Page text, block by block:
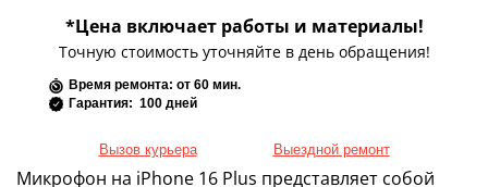
*Цена включает работы и материалы!
Точную стоимость уточняйте в день обращения!
Время ремонта: от 60 мин.
Гарантия: 100 дней
Вызов курьера Выездной ремонт
Микрофон на iPhone 16 Plus представляет собой